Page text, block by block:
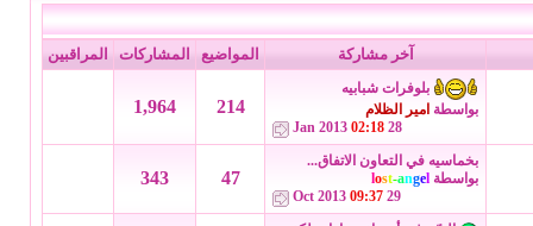
آخر مشاركة المواضيع المشاركات المراقبين
بلوفرات شبابيه
بواسطة امير الظلام
28 Jan 2013
02:18
214
1,964
بخماسيه في التعاون الاتفاق...
بواسطة
lost-angel
29 Oct 2013
09:37
47
343